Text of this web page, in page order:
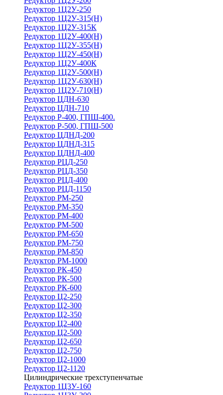
Редуктор 1Ц2У-250
Редуктор 1Ц2У-315(Н)
Редуктор 1Ц2У-315К
Редуктор 1Ц2У-400(Н)
Редуктор 1Ц2У-355(Н)
Редуктор 1Ц2У-450(Н)
Редуктор 1Ц2У-400К
Редуктор 1Ц2У-500(Н)
Редуктор 1Ц2У-630(Н)
Редуктор 1Ц2У-710(Н)
Редуктор ЦДН-630
Редуктор ЦДН-710
Редуктор Р-400, ГПШ-400.
Редуктор Р-500, ГПШ-500
Редуктор ЦДНД-200
Редуктор ЦДНД-315
Редуктор ЦДНД-400
Редуктор РЦД-250
Редуктор РЦД-350
Редуктор РЦД-400
Редуктор РЦД-1150
Редуктор РМ-250
Редуктор РМ-350
Редуктор РМ-400
Редуктор РМ-500
Редуктор РМ-650
Редуктор РМ-750
Редуктор РМ-850
Редуктор РМ-1000
Редуктор РК-450
Редуктор РК-500
Редуктор РК-600
Редуктор Ц2-250
Редуктор Ц2-300
Редуктор Ц2-350
Редуктор Ц2-400
Редуктор Ц2-500
Редуктор Ц2-650
Редуктор Ц2-750
Редуктор Ц2-1000
Редуктор Ц2-1120
Цилиндрические трехступенчатые
Редуктор 1Ц3У-160